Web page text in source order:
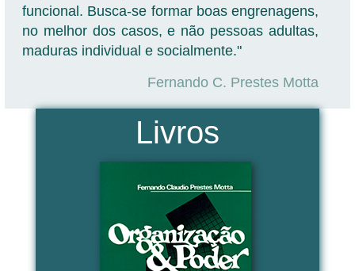
funcional. Busca-se formar boas engrenagens,
no melhor dos casos, e não pessoas adultas,
maduras individual e socialmente."
Fernando C. Prestes Motta
Livros